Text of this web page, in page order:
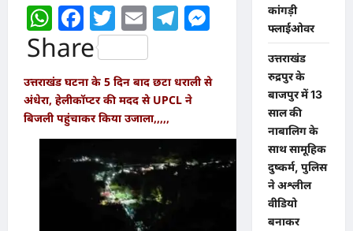
WhatsApp
Facebook
Twitter
EmailTelegram
Messenger
Share
उत्तराखंड घटना के 5 दिन बाद छटा धराली से
अंधेरा, हेलीकॉप्टर की मदद से UPCL ने
बिजली पहुंचाकर किया उजाला,,,,,
कांगड़ी
फ्लाईओवर
उत्तराखंड
रुद्रपुर के
बाजपुर में 13
साल की
नाबालिग के
साथ सामूहिक
दुष्कर्म, पुलिस
ने अश्लील
वीडियो
बनाकर